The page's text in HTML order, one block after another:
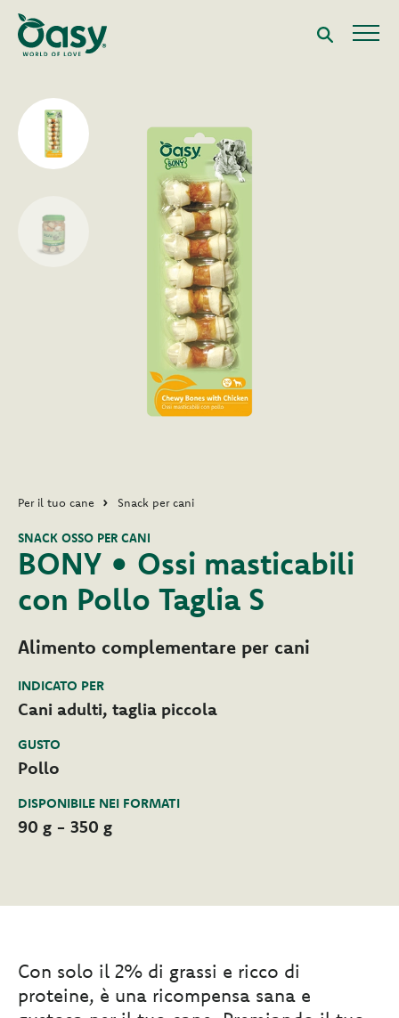
Per il tuo cane Snack per cani
BONY • Ossi masticabili
con Pollo Taglia S
SNACK OSSO PER CANI
Alimento complementare per cani
INDICATO PER
Cani adulti, taglia piccola
GUSTO
Pollo
DISPONIBILE NEI FORMATI
90 g - 350 g
Con solo il 2% di grassi e ricco di
proteine, è una ricompensa sana e